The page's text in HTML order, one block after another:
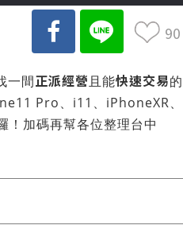
90
一間正派經營 且能快速交易的
Pro、i11、iPhoneXR、
！加碼再幫各位整理台中